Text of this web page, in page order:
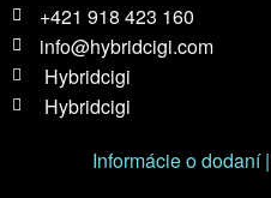
+421 918 423 160
info@hybridcigi.com
Hybridcigi
Hybridcigi
Informácie o dodaní